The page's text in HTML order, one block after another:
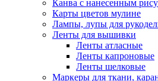
Канва с нанесенным
Карты цветов мулине
Лампы, лупы для
Ленты для вышивки
Ленты атласные
Ленты капроновые
Ленты шелковые
Маркеры для ткани,